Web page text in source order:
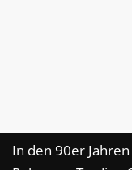
In den 90er